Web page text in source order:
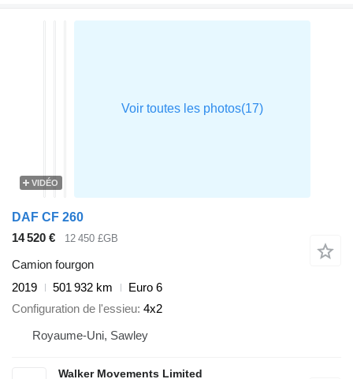
VIDÉO
DAF CF 260
14 520 €
12 450 £GB
Camion fourgon
2019
501 932 km
Euro 6
Configuration de l'essieu 4x2
Royaume-Uni, Sawley
Walker Movements Limited